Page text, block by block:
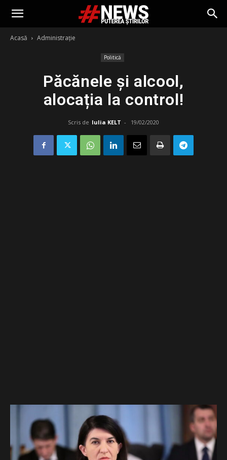
Acasă Administrație
Politică
Păcănele și alcool,
alocația la control!
Scris de Iulia KELT - 19/02/2020